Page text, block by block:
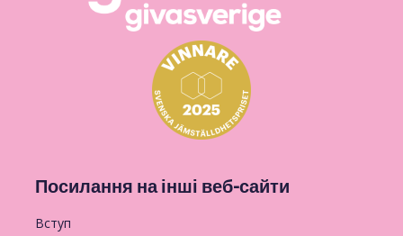
Посилання на інші веб-сайти
Вступ